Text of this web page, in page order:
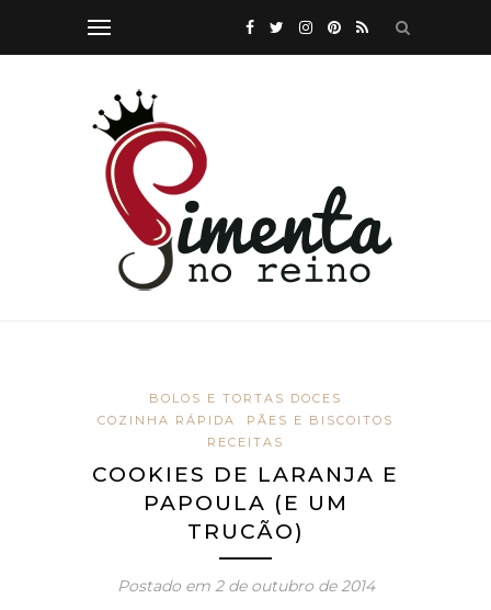
BOLOS E TORTAS DOCES
COZINHA RÁPIDA
PÃES E BISCOITOS
RECEITAS
COOKIES DE LARANJA E
PAPOULA (E UM
TRUCÃO)
Postado em 2 de outubro de 2014